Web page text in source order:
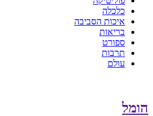
כלכלה
איכות הסביבה
בריאות
ספורט
תרבות
עולם
הומל